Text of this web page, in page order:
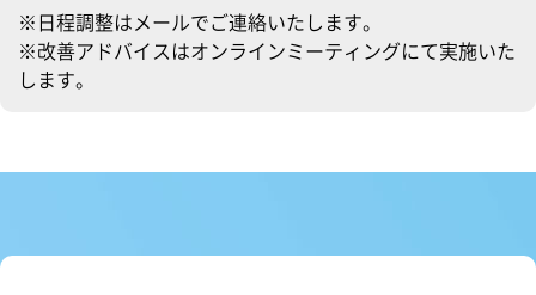
※日程調整はメールでご連絡いたします。
※改善アドバイスはオンラインミーティングにて実施いた
します。